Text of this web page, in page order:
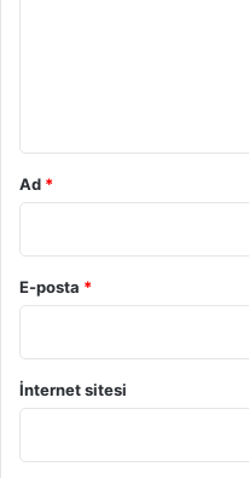
Ad *
E-posta *
İnternet sitesi